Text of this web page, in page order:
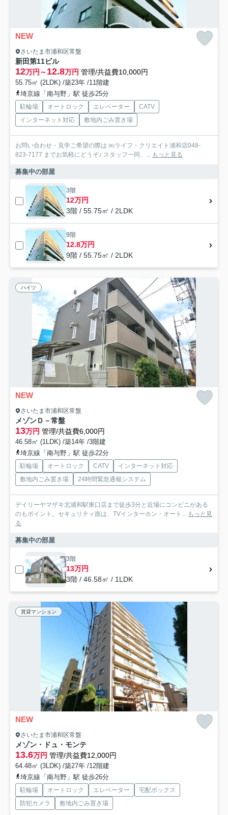
NEW
さいたま市浦和区常盤
新田第11ビル
12万円～12.8万円 管理/共益費10,000円
55.75㎡ (2LDK) /築23年 /11階建
埼京線「南与野」駅 徒歩25分
駐輪場 オートロック エレベーター
CATV
インターネット対応
敷地内ごみ置き場
お問い合わせ・見学ご希望の際は ㈱ライフ・クリエイト浦和店048-
823-7177 までお気軽にどうぞ♪ スタッフ一同、... もっと見る
募集中の部屋
3階
12万円
3階 / 55.75㎡ / 2LDK
9階
12.8万円
9階 / 55.75㎡ / 2LDK
ハイツ
NEW
さいたま市浦和区常盤
メゾンＤ－常盤
13万円 管理/共益費6,000円
46.58㎡ (1LDK) /築14年 /3階建
埼京線「南与野」駅 徒歩22分
駐輪場 オートロック CATV
インターネット対応
敷地内ごみ置き場
24時間緊急通報システム
デイリーヤマザキ北浦和駅東口店まで徒歩3分と近場にコンビニがある
のもポイント。セキュリティ面は、TVインターホン・オート... もっと見
る
募集中の部屋
3階
13万円
3階 / 46.58㎡ / 1LDK
賃貸マンション
NEW
さいたま市浦和区常盤
メゾン・ドュ・モンテ
13.6万円 管理/共益費12,000円
64.48㎡ (3LDK) /築27年 /12階建
埼京線「南与野」駅 徒歩26分
駐輪場 オートロック エレベーター
宅配ボックス
防犯カメラ
敷地内ごみ置き場